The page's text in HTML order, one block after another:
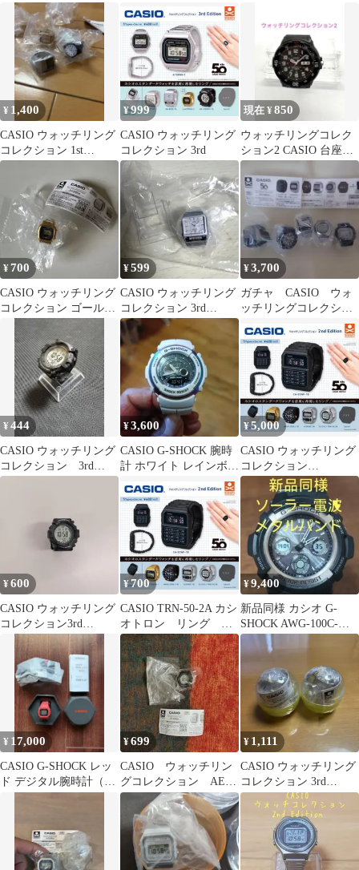
チ イエロー新品未使用
Edition
¥ 1,400
CASIO ウォッチリング
コレクション 1st
Edition 3種セット
¥999
CASIO ウォッチリング
コレクション 3rd
現在 ¥850
ウォッチリングコレク
ション2 CASIO 台座な
し
¥700
CASIO ウォッチリング
コレクション ゴール
¥599
CASIO ウォッチリング
コレクション 3rd
Edition
¥3,700
ガチャ CASIO ウォ
ッチリングコレクショ
¥444
CASIO ウォッチリング
コレクション 3rd
Edition
¥3,600
CASIO G-SHOCK 腕時
計 ホワイト レインボー
¥5,000
CASIO ウォッチリング
コレクション
2ndEdition 全６種
¥600
CASIO ウォッチリング
コレクション3rd
Edition
¥700
CASIO TRN-50-2A カシ
オトロン リング ガ
チャ
¥9,400
新品同様 カシオ G-
SHOCK AWG-100C-
1AJF メタルコアバンド
¥ 17,000
CASIO G-SHOCK レッ
ド デジタル腕時計（リ
¥699
CASIO ウォッチリン
グコレクション AE-
1500WH-1A
¥ 1,111
CASIO ウォッチリング
コレクション 3rd
Edition ゴールド